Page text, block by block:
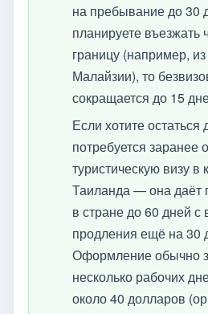
на пребывание до 30
планируете въезжать
границу (например,
Малайзии), то
сокращается до 15
Если хотите
потребуется заранее
туристическую визу в
Таиланда — она даёт
в стране до 60 дней
продления ещё на 30
Оформление обычно
несколько рабочих
около 40 долларов